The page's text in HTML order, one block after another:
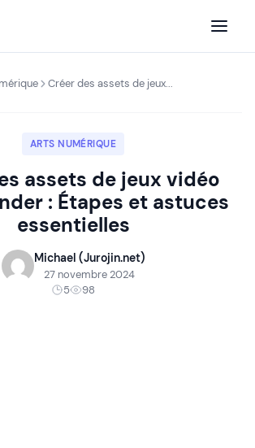
Créer des assets de jeux...
ARTS NUMÉRIQUE
assets de jeux vidéo
: Étapes et astuces
essentielles
Michael (Jurojin.net)
27 novembre 2024
5
98